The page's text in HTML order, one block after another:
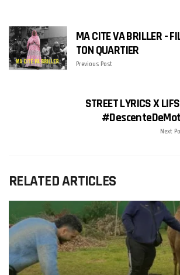
MA CITE VA BRILLER -
TON QUARTIER
Previous Post
STREET LYRICS X
Next
RELATED ARTICLES